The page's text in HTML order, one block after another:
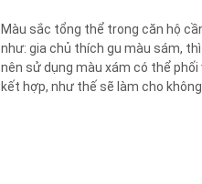
Màu sắc tổng thể trong căn hộ
như: gia chủ thích gu màu sám,
nên sử dụng màu xám có thể
kết hợp, như thế sẽ làm cho